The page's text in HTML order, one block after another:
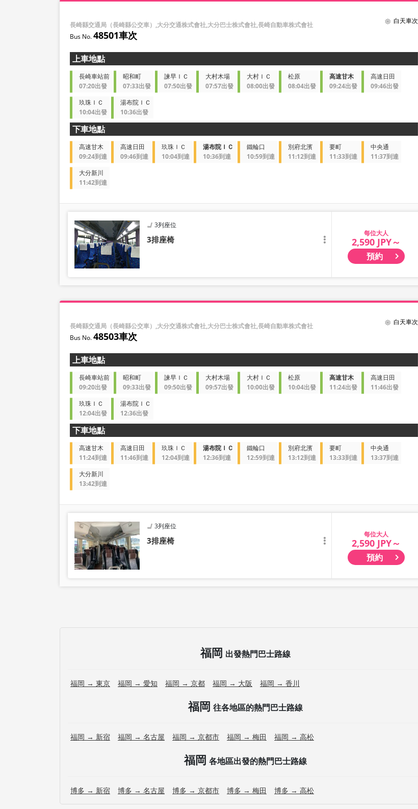
長崎縣交通局（長崎縣公交車）,大分交通株式會社,大分巴士株式會社,長崎自動車株式會社
48501車次
白天車次
上車地點
長崎車站前
07:20出發
昭和町
07:33出發
諫早ＩＣ
07:50出發
大村木場
07:57出發
大村ＩＣ
08:00出發
松原
08:04出發
高速甘木
09:24出發
高速日田
09:46出發
玖珠ＩＣ
10:04出發
湯布院ＩＣ
10:36出發
下車地點
高速甘木
09:24到達
高速日田
09:46到達
玖珠ＩＣ
10:04到達
湯布院ＩＣ
10:36到達
鐵輪口
10:59到達
別府北濱
11:12到達
要町
11:33到達
中央通
11:37到達
大分新川
11:42到達
3列座位
3排座椅
大人
2,590 JPY～
預約
長崎縣交通局（長崎縣公交車）,大分交通株式會社,大分巴士株式會社,長崎自動車株式會社
48503車次
白天車次
上車地點
長崎車站前
09:20出發
昭和町
09:33出發
諫早ＩＣ
09:50出發
大村木場
09:57出發
大村ＩＣ
10:00出發
松原
10:04出發
高速甘木
11:24出發
高速日田
11:46出發
玖珠ＩＣ
12:04出發
湯布院ＩＣ
12:36出發
下車地點
高速甘木
11:24到達
高速日田
11:46到達
玖珠ＩＣ
12:04到達
湯布院ＩＣ
12:36到達
鐵輪口
12:59到達
別府北濱
13:12到達
要町
13:33到達
中央通
13:37到達
大分新川
13:42到達
3列座位
3排座椅
大人
2,590 JPY～
預約
福岡 出發熱門巴士路線
福岡 → 東京 福岡 → 愛知 福岡 → 京都 福岡 → 大阪 福岡 → 香川
福岡 往各地區的熱門巴士路線
福岡 → 新宿 福岡 → 名古屋 福岡 → 京都市 福岡 → 梅田 福岡 → 高松
福岡 各地區出發的熱門巴士路線
博多 → 新宿 博多 → 名古屋 博多 → 京都市 博多 → 梅田 博多 → 高松